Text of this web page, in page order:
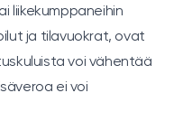
liikekumppaneihin
ja tilavuokrat, ovat
voi vähentää
ei voi